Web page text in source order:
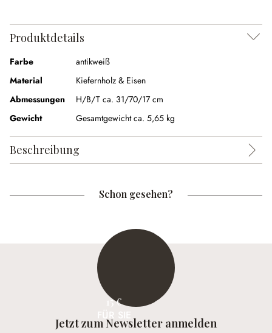
Produktdetails
Farbe
antikweiß
Material
Kiefernholz & Eisen
Abmessungen
H/B/T ca. 31/70/17 cm
Gewicht
Gesamtgewicht ca. 5,65 kg
Beschreibung
Schon gesehen?
15 €
Jetzt zum Newsletter anmelden